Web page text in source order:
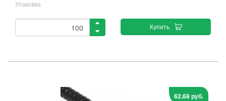
Упаковка
Купить
62,68 руб.